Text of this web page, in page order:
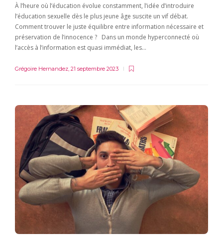
À l’heure où l’éducation évolue constamment, l’idée d’introduire
l’éducation sexuelle dès le plus jeune âge suscite un vif débat.
Comment trouver le juste équilibre entre information nécessaire et
préservation de l’innocence ? Dans un monde hyperconnecté où
l’accès à l’information est quasi immédiat, les…
Grégoire Hernandez, 21 septembre 2023